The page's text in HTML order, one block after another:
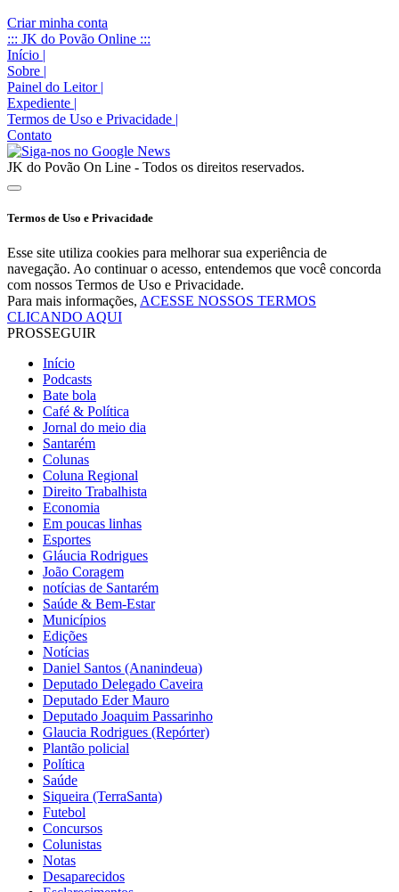
Criar minha conta
::: JK do Povão Online :::
Início |
Sobre |
Painel do Leitor |
Expediente |
Termos de Uso e Privacidade |
Contato
JK do Povão On Line - Todos os direitos reservados.
Termos de Uso e Privacidade
Esse site utiliza cookies para melhorar sua experiência de
navegação. Ao continuar o acesso, entendemos que você concorda
com nossos Termos de Uso e Privacidade.
Para mais informações, ACESSE NOSSOS TERMOS
CLICANDO AQUI
PROSSEGUIR
Início
Podcasts
Bate bola
Café & Política
Jornal do meio dia
Santarém
Colunas
Coluna Regional
Direito Trabalhista
Economia
Em poucas linhas
Esportes
Gláucia Rodrigues
João Coragem
notícias de Santarém
Saúde & Bem-Estar
Municípios
Edições
Notícias
Daniel Santos (Ananindeua)
Deputado Delegado Caveira
Deputado Eder Mauro
Deputado Joaquim Passarinho
Glaucia Rodrigues (Repórter)
Plantão policial
Política
Saúde
Siqueira (TerraSanta)
Futebol
Concursos
Colunistas
Notas
Desaparecidos